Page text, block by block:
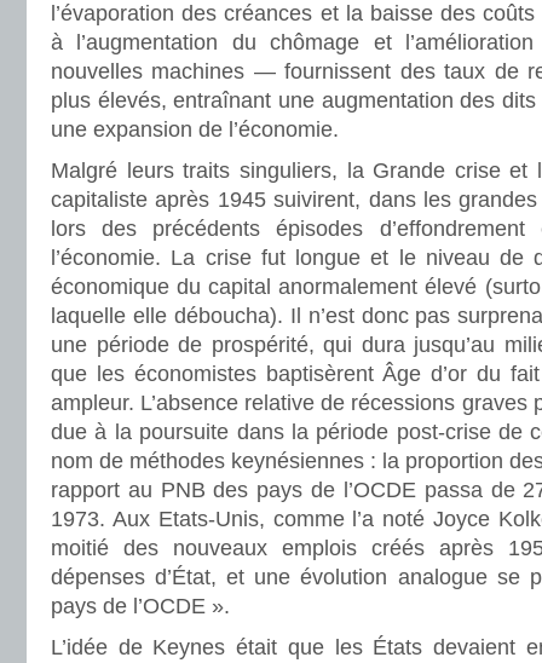
l’évaporation des créances et la baisse des
à l’augmentation du chômage et
nouvelles machines — fournissent des taux de
plus élevés, entraînant une augmentation des
une expansion de l’économie.
Malgré leurs traits singuliers, la Grande crise et
capitaliste après 1945 suivirent, dans les
lors des précédents épisodes
l’économie. La crise fut longue et le niveau de
économique du capital anormalement élevé
laquelle elle déboucha). Il n’est donc pas
une période de prospérité, qui dura jusqu’au
que les économistes baptisèrent Âge d’or du
ampleur. L’absence relative de récessions graves
due à la poursuite dans la période post-crise de
nom de méthodes keynésiennes : la proportion
rapport au PNB des pays de l’OCDE passa de
1973. Aux Etats-Unis, comme l’a noté Joyce
moitié des nouveaux emplois créés après
dépenses d’État, et une évolution analogue se
pays de l’OCDE ».
L’idée de Keynes était que les États devaient